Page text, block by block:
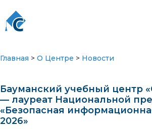
Главная > О Центре > Новости
Бауманский учебный центр
— лауреат Национальной
«Безопасная
2026»